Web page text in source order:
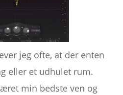
jeg ofte, at der enten
eller et udhulet rum.
min bedste ven og